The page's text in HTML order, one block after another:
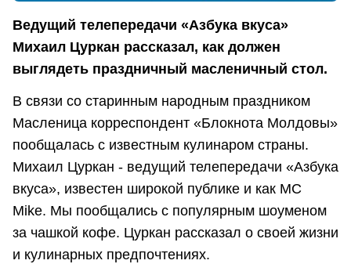
Ведущий телепередачи «Азбука вкуса»
Михаил Цуркан рассказал, как должен
выглядеть праздничный масленичный стол.
В связи со старинным народным праздником
Масленица корреспондент «Блокнота Молдовы»
пообщалась с известным кулинаром страны.
Михаил Цуркан - ведущий телепередачи «Азбука
вкуса», известен широкой публике и как МС
Mike. Мы пообщались с популярным шоуменом
за чашкой кофе. Цуркан рассказал о своей жизни
и кулинарных предпочтениях.